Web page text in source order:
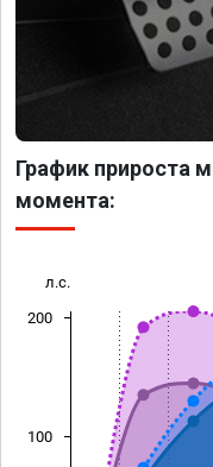
График прироста
момента:
л.с.
100
200